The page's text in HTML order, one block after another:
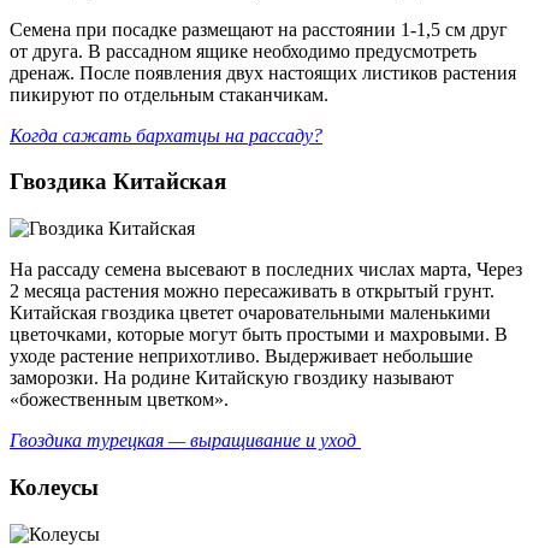
Семена при посадке размещают на расстоянии 1-1,5 см друг
от друга. В рассадном ящике необходимо предусмотреть
дренаж. После появления двух настоящих листиков растения
пикируют по отдельным стаканчикам.
Когда сажать бархатцы на рассаду?
Гвоздика Китайская
На рассаду семена высевают в последних числах марта, Через
2 месяца растения можно пересаживать в открытый грунт.
Китайская гвоздика цветет очаровательными маленькими
цветочками, которые могут быть простыми и махровыми. В
уходе растение неприхотливо. Выдерживает небольшие
заморозки. На родине Китайскую гвоздику называют
«божественным цветком».
Гвоздика турецкая — выращивание и уход
Колеусы